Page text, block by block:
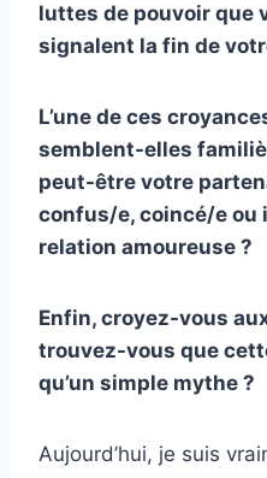
luttes de pouvoir que
signalent la fin de
L’une de ces
semblent-elles
peut-être votre
confus/e, coincé/e
relation amoureuse ?
Enfin, croyez-vous
trouvez-vous que
qu’un simple mythe ?
Aujourd’hui, je suis